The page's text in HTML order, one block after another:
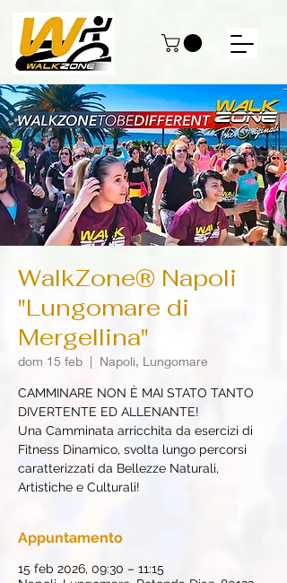
WalkZone® Napoli
"Lungomare di
Mergellina"
dom 15 feb
  |
Napoli, Lungomare
CAMMINARE NON È MAI STATO TANTO
DIVERTENTE ED ALLENANTE!
Una Camminata arricchita da esercizi di
Fitness Dinamico, svolta lungo percorsi
caratterizzati da Bellezze Naturali,
Artistiche e Culturali!
Appuntamento
15 feb 2026, 09:30 – 11:15